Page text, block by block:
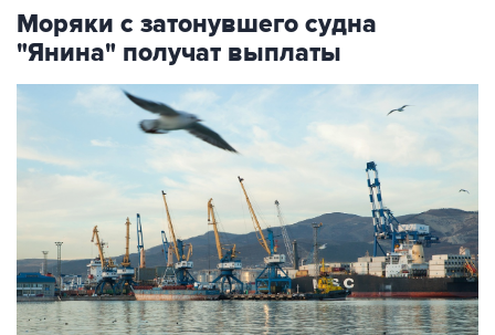
Моряки с затонувшего судна
"Янина" получат выплаты